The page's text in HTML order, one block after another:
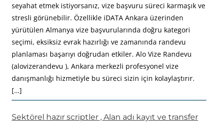
seyahat etmek istiyorsanız, vize başvuru süreci karmaşık ve
stresli görünebilir. Özellikle iDATA Ankara üzerinden
yürütülen Almanya vize başvurularında doğru kategori
seçimi, eksiksiz evrak hazırlığı ve zamanında randevu
planlaması başarıyı doğrudan etkiler. Alo Vize Randevu
(alovizerandevu ), Ankara merkezli profesyonel vize
danışmanlığı hizmetiyle bu süreci sizin için kolaylaştırır.
[…]
Sektörel hazır scriptler , Alan adı kayıt ve transfer